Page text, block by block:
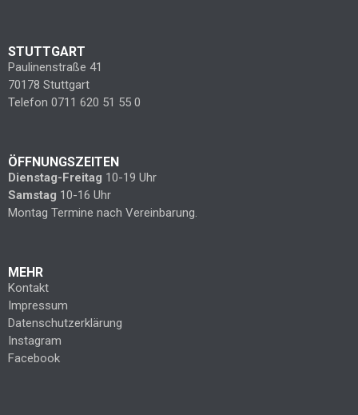
STUTTGART
Paulinenstraße 41
70178 Stuttgart
Telefon 0711 620 51 55 0
ÖFFNUNGSZEITEN
Dienstag-Freitag 10-19 Uhr
Samstag 10-16 Uhr
Montag Termine nach Vereinbarung.
MEHR
Kontakt
Impressum
Datenschutzerklärung
Instagram
Facebook